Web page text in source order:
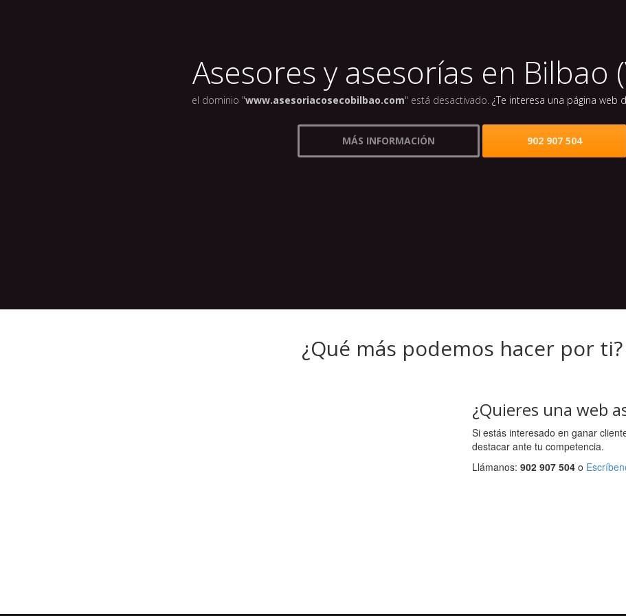
Asesores y asesorías en Bilbao
el dominio "www.asesoriacosecobilbao.com" está desactivado. ¿Te interesa una página web
MÁS INFORMACIÓN 902 907 504
¿Qué más podemos hacer por ti?
¿Quieres una web
Si estás interesado en ganar
destacar ante tu competencia.
Llámanos: 902 907 504 o